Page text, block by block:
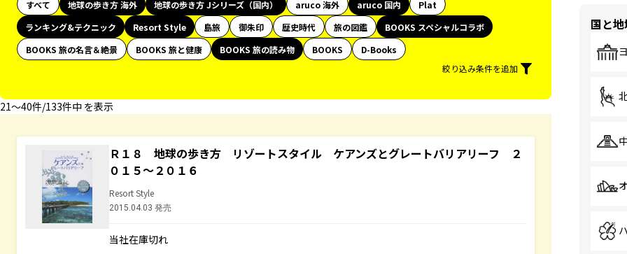
すべて 地球の歩き方 海外 地球の歩き方 Jシリーズ（国内） aruco 海外 aruco 国内
Plat
ランキング&テクニック
Resort Style 島旅 御朱印 歴史時代 旅の図鑑
BOOKS スペシャルコラボ
BOOKS 旅の名言＆絶景
BOOKS 旅と健康 BOOKS 旅の読み物 BOOKS
D-Books
絞り込み条件を追加
21〜40件/133件中 を表示
Ｒ１８ 地球の歩き方 リゾートスタイル ケアンズとグレートバリアリーフ ２
０１５～２０１６
Resort Style
2015.04.03 発売
当社在庫切れ
国と